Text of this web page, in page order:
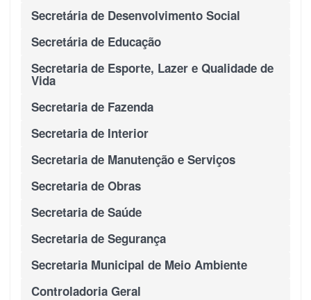
Secretária de Desenvolvimento Social
Secretária de Educação
Secretaria de Esporte, Lazer e Qualidade de
Vida
Secretaria de Fazenda
Secretaria de Interior
Secretaria de Manutenção e Serviços
Secretaria de Obras
Secretaria de Saúde
Secretaria de Segurança
Secretaria Municipal de Meio Ambiente
Controladoria Geral